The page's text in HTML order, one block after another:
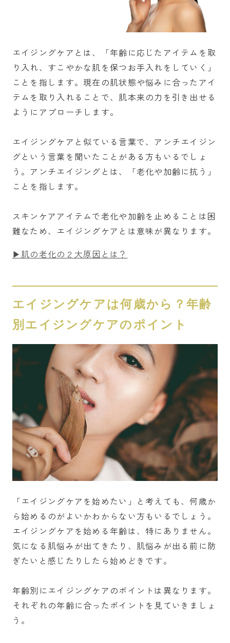
エイジングケアとは、「年齢に応じたアイテムを取
り入れ、すこやかな肌を保つお手入れをしていく」
ことを指します。現在の肌状態や悩みに合ったアイ
テムを取り入れることで、肌本来の力を引き出せる
ようにアプローチします。
エイジングケアと似ている言葉で、アンチエイジン
グという言葉を聞いたことがある方もいるでしょ
う。アンチエイジングとは、「老化や加齢に抗う」
ことを指します。
スキンケアアイテムで老化や加齢を止めることは困
難なため、エイジングケアとは意味が異なります。
▶肌の老化の２大原因とは？
エイジングケアは何歳から？年齢
別エイジングケアのポイント
「エイジングケアを始めたい」と考えても、何歳か
ら始めるのがよいかわからない方もいるでしょう。
エイジングケアを始める年齢は、特にありません。
気になる肌悩みが出てきたり、肌悩みが出る前に防
ぎたいと感じたりしたら始めどきです。
年齢別にエイジングケアのポイントは異なります。
それぞれの年齢に合ったポイントを見ていきましょ
う。